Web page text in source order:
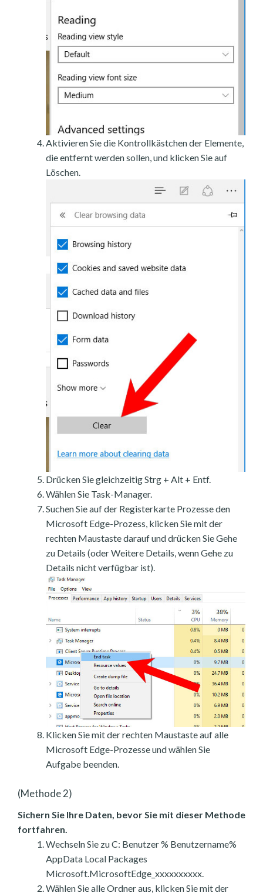
Aktivieren Sie die Kontrollkästchen der Elemente,
die entfernt werden sollen, und klicken Sie auf
Löschen.
Drücken Sie gleichzeitig Strg + Alt + Entf.
Wählen Sie Task-Manager.
Suchen Sie auf der Registerkarte Prozesse den
Microsoft Edge-Prozess, klicken Sie mit der
rechten Maustaste darauf und drücken Sie Gehe
zu Details (oder Weitere Details, wenn Gehe zu
Details nicht verfügbar ist).
Klicken Sie mit der rechten Maustaste auf alle
Microsoft Edge-Prozesse und wählen Sie
Aufgabe beenden.
(Methode 2)
Sichern Sie Ihre Daten, bevor Sie mit dieser Methode
fortfahren.
Wechseln Sie zu C: Benutzer % Benutzername%
AppData Local Packages
Microsoft.MicrosoftEdge_xxxxxxxxxx.
Wählen Sie alle Ordner aus, klicken Sie mit der